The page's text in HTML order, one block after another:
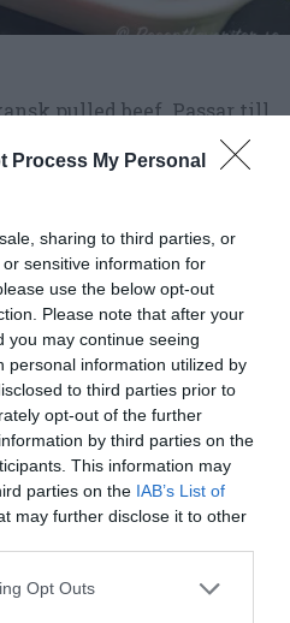
Process My Personal
sharing to third parties, or
sensitive information for
use the below opt-out
Please note that after your
you may continue seeing
personal information utilized by
to third parties prior to
opt-out of the further
by third parties on the
This information may
parties on the IAB’s List of
may further disclose it to other
Opt Outs
pulled beef. Passar till